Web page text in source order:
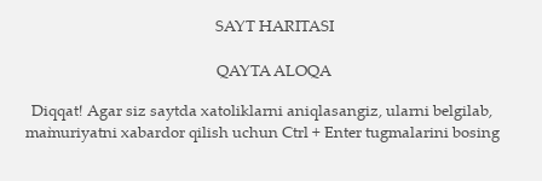
SAYT HARITASI
QAYTA ALOQA
Diqqat! Agar siz saytda xatoliklarni aniqlasangiz, ularni belgilab,
ma`muriyatni xabardor qilish uchun Ctrl + Enter tugmalarini bosing